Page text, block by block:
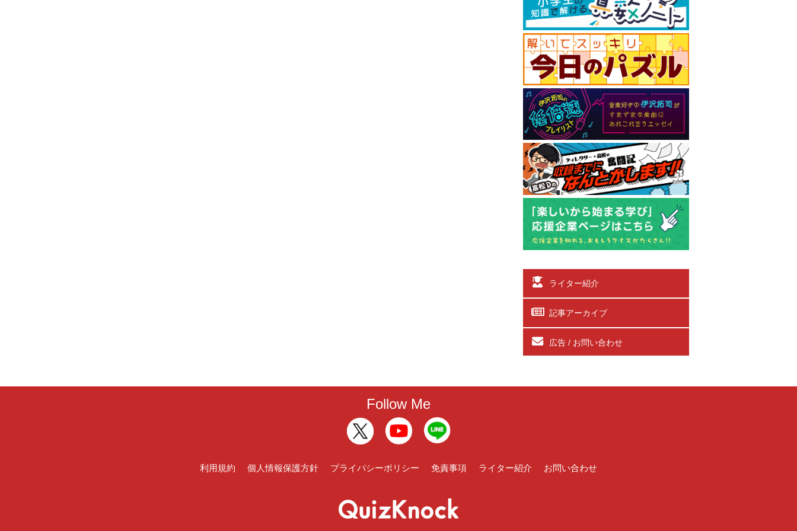
ライター紹介
記事アーカイブ
広告 / お問い合わせ
Follow Me
利用規約 個人情報保護方針 プライバシーポリシー 免責事項 ライター紹介 お問い合わせ